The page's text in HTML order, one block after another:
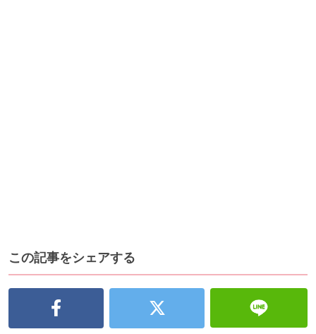
この記事をシェアする